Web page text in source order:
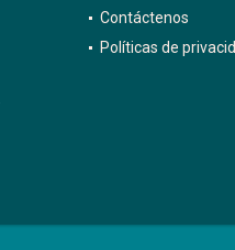
Contáctenos
Políticas de